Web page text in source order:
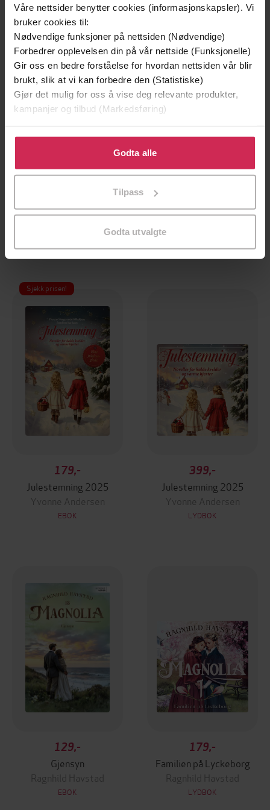
Våre nettsider benytter cookies (informasjonskapsler). Vi
bruker cookies til:
Nødvendige funksjoner på nettsiden (Nødvendige)
Forbedrer opplevelsen din på vår nettside (Funksjonelle)
Gir oss en bedre forståelse for hvordan nettsiden vår blir
brukt, slik at vi kan forbedre den (Statistiske)
Gjør det mulig for oss å vise deg relevante produkter,
kampanjer og tilbud (Markedsføring)
Klikk på «Godta alle» for å gi oss ditt samtykke til å
bruke cookies for alle disse formålene. Du kan også
tilpasse ditt samtykke til spesifikke formål ved å klikke
Godta alle
Tilpass
Godta utvalgte
En tid for alt
Anger
Sjekk prisen!
179,-
Julestemning 2025
Yvonne Andersen
EBOK
399,-
Julestemning 2025
Yvonne Andersen
LYDBOK
129,-
Gjensyn
Ragnhild Havstad
EBOK
179,-
Familien på Lyckeborg
Ragnhild Havstad
LYDBOK